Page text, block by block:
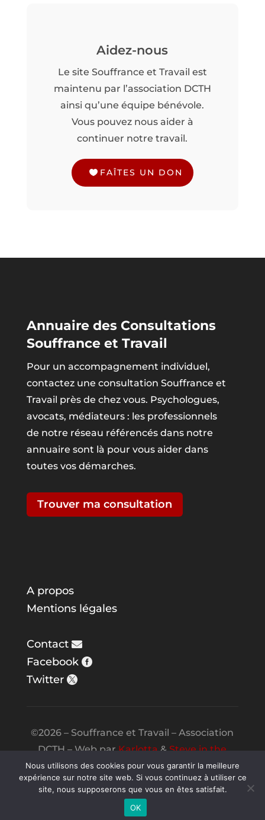
Aidez-nous
Le site Souffrance et Travail est
maintenu par l’association DCTH
ainsi qu’une équipe bénévole.
Vous pouvez nous aider à
continuer notre travail.
FAÎTES UN DON
Annuaire des Consultations
Souffrance et Travail
Pour un accompagnement individuel,
contactez une consultation Souffrance et
Travail près de chez vous. Psychologues,
avocats, médiateurs : les professionnels
de notre réseau référencés dans notre
annuaire sont là pour vous aider dans
toutes vos démarches.
Trouver ma consultation
A propos
Mentions légales
Contact
Facebook
Twitter
©2026 – Souffrance et Travail – Association
DCTH – Web parKarlotta&Steve in the
Night
Nous utilisons des cookies pour vous garantir la meilleure
expérience sur notre site web. Si vous continuez à utiliser ce
site, nous supposerons que vous en êtes satisfait.
OK